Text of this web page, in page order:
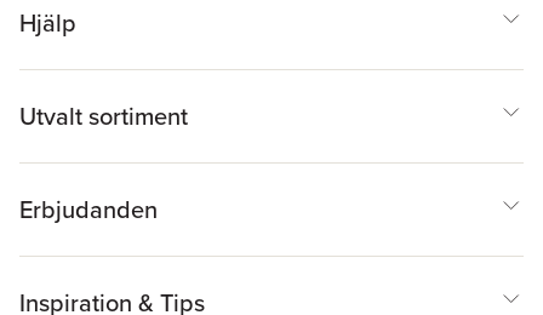
Hjälp
Utvalt sortiment
Erbjudanden
Inspiration & Tips